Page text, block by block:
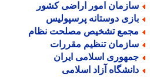
امور اراضی کشور
دوستانه پرسپولیس
تشخیص مصلحت نظام
تنظیم مقررات
اسلامی ایران
آزاد اسلامی